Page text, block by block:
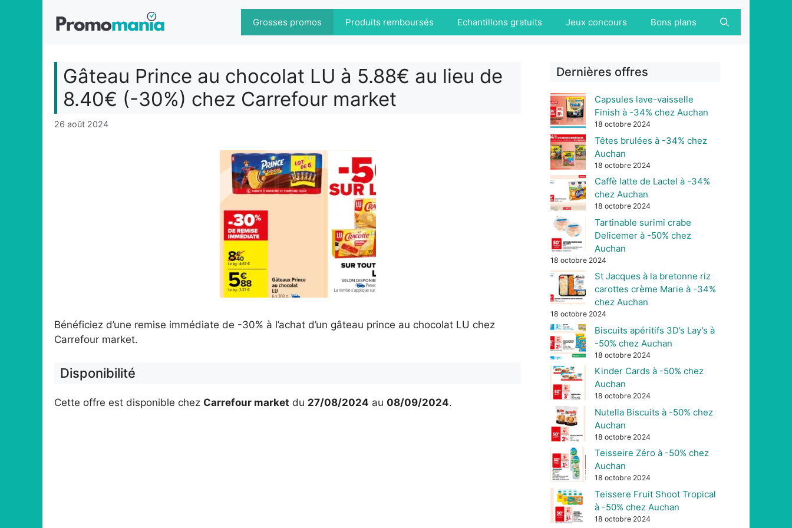
Grosses promos Produits remboursés Echantillons gratuits Jeux concours Bons plans
Gâteau Prince au chocolat LU à 5.88€ au lieu de
8.40€ (-30%) chez Carrefour market
26 août 2024
Bénéficiez d’une remise immédiate de -30% à l’achat d’un gâteau prince au chocolat LU chez
Carrefour market.
Disponibilité
Cette offre est disponible chez Carrefour market du 27/08/2024 au 08/09/2024.
Dernières offres
Capsules lave-vaisselle
Finish à -34% chez Auchan
18 octobre 2024
Têtes brulées à -34% chez
Auchan
18 octobre 2024
Caffè latte de Lactel à -34%
chez Auchan
18 octobre 2024
Tartinable surimi crabe
Delicemer à -50% chez
Auchan
18 octobre 2024
St Jacques à la bretonne riz
carottes crème Marie à -34%
chez Auchan
18 octobre 2024
Biscuits apéritifs 3D’s Lay’s à
-50% chez Auchan
18 octobre 2024
Kinder Cards à -50% chez
Auchan
18 octobre 2024
Nutella Biscuits à -50% chez
Auchan
18 octobre 2024
Teisseire Zéro à -50% chez
Auchan
18 octobre 2024
Teissere Fruit Shoot Tropical
à -50% chez Auchan
18 octobre 2024